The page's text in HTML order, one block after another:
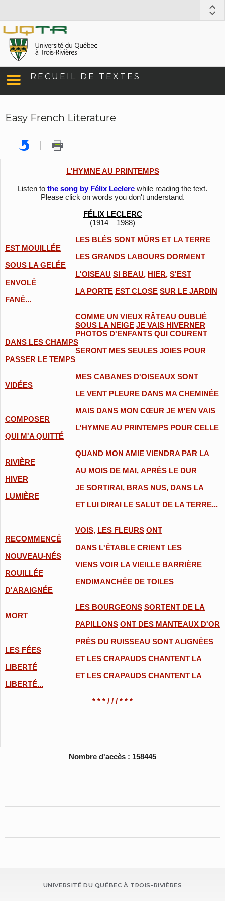
RECUEIL DE TEXTES
Easy French Literature
L'HYMNE AU PRINTEMPS
Listen to the song by Félix Leclerc while reading the text.
Please click on words you don't understand.
FÉLIX LECLERC
(1914 – 1988)
LES BLÉS SONT MÛRS ET LA TERRE
EST MOUILLÉE
LES GRANDS LABOURS DORMENT
SOUS LA GELÉE
L'OISEAU SI BEAU, HIER, S'EST
ENVOLÉ
LA PORTE EST CLOSE SUR LE JARDIN
FANÉ...
COMME UN VIEUX RÂTEAU OUBLIÉ
SOUS LA NEIGE JE VAIS HIVERNER
PHOTOS D'ENFANTS QUI COURENT
DANS LES CHAMPS
SERONT MES SEULES JOIES POUR
PASSER LE TEMPS
MES CABANES D'OISEAUX SONT
VIDÉES
LE VENT PLEURE DANS MA CHEMINÉE
MAIS DANS MON CŒUR JE M'EN VAIS
COMPOSER
L'HYMNE AU PRINTEMPS POUR CELLE
QUI M'A QUITTÉ
QUAND MON AMIE VIENDRA PAR LA
RIVIÈRE
AU MOIS DE MAI, APRÈS LE DUR
HIVER
JE SORTIRAI, BRAS NUS, DANS LA
LUMIÈRE
ET LUI DIRAI LE SALUT DE LA TERRE...
VOIS, LES FLEURS ONT
RECOMMENCÉ
DANS L'ÉTABLE CRIENT LES
NOUVEAU-NÉS
VIENS VOIR LA VIEILLE BARRIÈRE
ROUILLÉE
ENDIMANCHÉE DE TOILES
D'ARAIGNÉE
LES BOURGEONS SORTENT DE LA
MORT
PAPILLONS ONT DES MANTEAUX D'OR
PRÈS DU RUISSEAU SONT ALIGNÉES
LES FÉES
ET LES CRAPAUDS CHANTENT LA
LIBERTÉ
ET LES CRAPAUDS CHANTENT LA
LIBERTÉ...
* * * / / / * * *
Nombre d'accès : 158445
UNIVERSITÉ DU QUÉBEC À TROIS-RIVIÈRES